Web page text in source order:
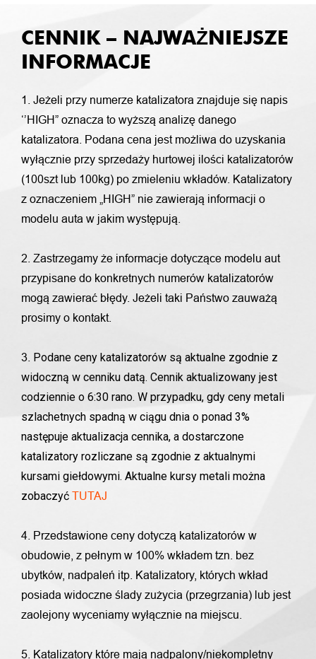
CENNIK – NAJWAŻNIEJSZE
INFORMACJE
1. Jeżeli przy numerze katalizatora znajduje się napis
‘’HIGH” oznacza to wyższą analizę danego
katalizatora. Podana cena jest możliwa do uzyskania
wyłącznie przy sprzedaży hurtowej ilości katalizatorów
(100szt lub 100kg) po zmieleniu wkładów. Katalizatory
z oznaczeniem „HIGH” nie zawierają informacji o
modelu auta w jakim występują.
2. Zastrzegamy że informacje dotyczące modelu aut
przypisane do konkretnych numerów katalizatorów
mogą zawierać błędy. Jeżeli taki Państwo zauważą
prosimy o kontakt.
3. Podane ceny katalizatorów są aktualne zgodnie z
widoczną w cenniku datą. Cennik aktualizowany jest
codziennie o 6:30 rano. W przypadku, gdy ceny metali
szlachetnych spadną w ciągu dnia o ponad 3%
następuje aktualizacja cennika, a dostarczone
katalizatory rozliczane są zgodnie z aktualnymi
kursami giełdowymi. Aktualne kursy metali można
zobaczyć TUTAJ
4. Przedstawione ceny dotyczą katalizatorów w
obudowie, z pełnym w 100% wkładem tzn. bez
ubytków, nadpaleń itp. Katalizatory, których wkład
posiada widoczne ślady zużycia (przegrzania) lub jest
zaolejony wyceniamy wyłącznie na miejscu.
5. Katalizatory które mają nadpalony/niekompletny